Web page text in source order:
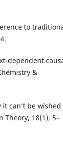
to
dependent
&
can’t be wished
Theory, 18(1), 5–